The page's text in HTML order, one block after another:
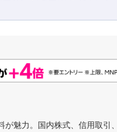
魅力。国内株式、信用取引